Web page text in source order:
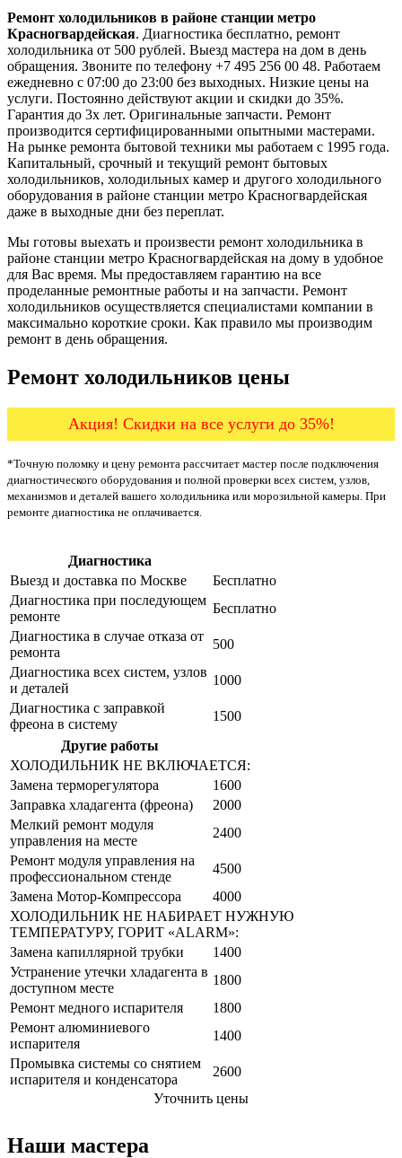
Ремонт холодильников в районе станции метро
Красногвардейская. Диагностика бесплатно, ремонт
холодильника от 500 рублей. Выезд мастера на дом в день
обращения. Звоните по телефону +7 495 256 00 48. Работаем
ежедневно с 07:00 до 23:00 без выходных. Низкие цены на
услуги. Постоянно действуют акции и скидки до 35%.
Гарантия до 3х лет. Оригинальные запчасти. Ремонт
производится сертифицированными опытными мастерами.
На рынке ремонта бытовой техники мы работаем с 1995 года.
Капитальный, срочный и текущий ремонт бытовых
холодильников, холодильных камер и другого холодильного
оборудования в районе станции метро Красногвардейская
даже в выходные дни без переплат.
Мы готовы выехать и произвести ремонт холодильника в
районе станции метро Красногвардейская на дому в удобное
для Вас время. Мы предоставляем гарантию на все
проделанные ремонтные работы и на запчасти. Ремонт
холодильников осуществляется специалистами компании в
максимально короткие сроки. Как правило мы производим
ремонт в день обращения.
Ремонт холодильников цены
Акция! Скидки на все услуги до 35%!
*Точную поломку и цену ремонта рассчитает мастер после подключения
диагностического оборудования и полной проверки всех систем, узлов,
механизмов и деталей вашего холодильника или морозильной камеры. При
ремонте диагностика не оплачивается.
Диагностика
Выезд и доставка по Москве
Бесплатно
Диагностика при последующем
ремонте
Бесплатно
Диагностика в случае отказа от
ремонта
500
Диагностика всех систем, узлов
и деталей
1000
Диагностика с заправкой
фреона в систему
1500
Другие работы
ХОЛОДИЛЬНИК НЕ ВКЛЮЧАЕТСЯ:
Замена терморегулятора
1600
Заправка хладагента (фреона)
2000
Мелкий ремонт модуля
управления на месте
2400
Ремонт модуля управления на
профессиональном стенде
4500
Замена Мотор-Компрессора
4000
ХОЛОДИЛЬНИК НЕ НАБИРАЕТ НУЖНУЮ
ТЕМПЕРАТУРУ, ГОРИТ «ALARM»:
Замена капиллярной трубки
1400
Устранение утечки хладагента в
доступном месте
1800
Ремонт медного испарителя
1800
Ремонт алюминиевого
испарителя
1400
Промывка системы со снятием
испарителя и конденсатора
2600
Уточнить цены
Наши мастера